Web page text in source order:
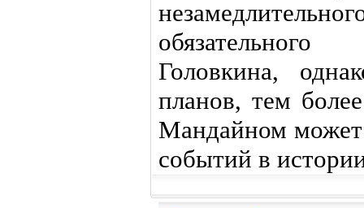
Головкина,
планов, тем
Мандайном
событий в